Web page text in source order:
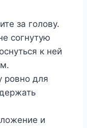
за голову.
согнутую
к ней
ровно для
и